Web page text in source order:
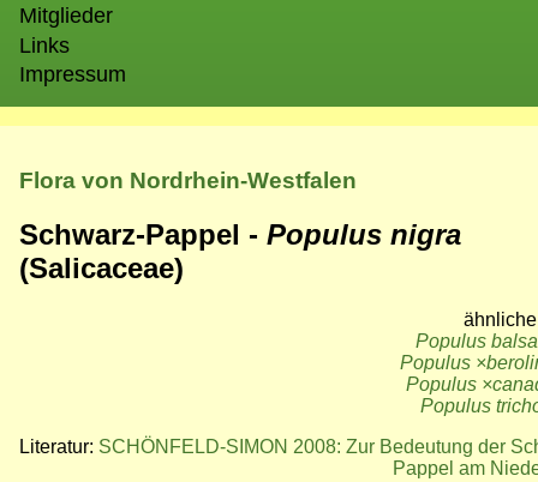
Mitglieder
Links
Impressum
Flora von Nordrhein-Westfalen
Schwarz-Pappel - Populus nigra
(Salicaceae)
Populus
Populus ×
Populus ×
Populus
Literatur: SCHÖNFELD-SIMON 2008: Zur Bedeutung der
Pappel am